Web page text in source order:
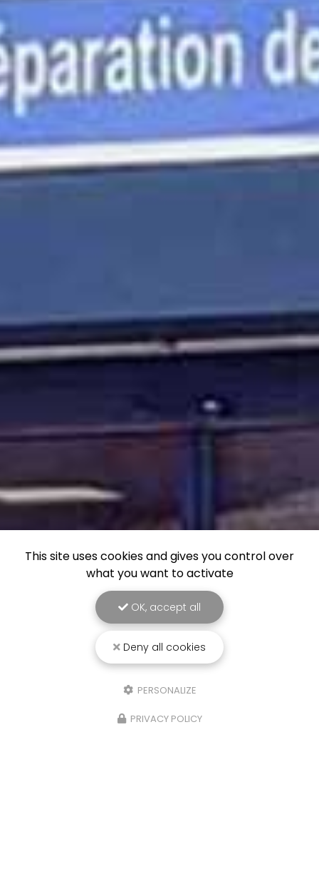
This site uses cookies and gives you control over
what you want to activate
OK, accept all
Deny all cookies
PERSONALIZE
PRIVACY POLICY